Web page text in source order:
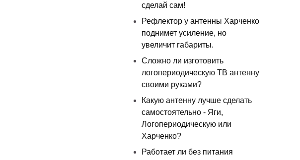
сделай сам!
Рефлектор у антенны Харченко
поднимет усиление, но
увеличит габариты.
Сложно ли изготовить
логопериодическую ТВ антенну
своими руками?
Какую антенну лучше сделать
самостоятельно - Яги,
Логопериодическую или
Харченко?
Работает ли без питания